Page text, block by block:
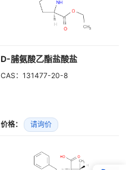
D-脯氨酸乙酯盐酸盐
CAS：131477-20-8
价格： 请询价